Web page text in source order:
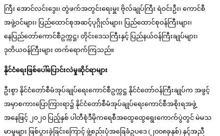
ကြီး အောင်လင်းဒွေး၊ တွဲဖက်အတွင်းရေးမှူး ဗိုလ်ချုပ်ကြီး ရဲဝင်းဦး၊ ကောင်စီ
အဖွဲ့ဝင်များ၊ ပြည်ထောင်စုအဆင့်ပုဂ္ဂိုလ်များ၊ ပြည်ထောင်စုဝန်ကြီးများ၊
နေပြည်တော်ကောင်စီဥက္ကဋ္ဌ၊ တိုင်းဒေသကြီးနှင့် ပြည်နယ်ဝန်ကြီးချုပ်များ၊
ဒုတိယဝန်ကြီးများ တက်ရောက်ကြသည်။
နိုင်ငံရေးဖြစ်ပေါ်ပြောင်းလဲမှုဆိုင်ရာများ
ဦးစွာ နိုင်ငံတော်စီမံအုပ်ချုပ်ရေးကောင်စီဥက္ကဋ္ဌ နိုင်ငံတော်ဝန်ကြီးချုပ်က အဖွင့်
အမှာစကားပြောကြားရာ၌ နိုင်ငံတော်စီမံအုပ်ချုပ်ရေးကောင်စီအစိုးရအဖွဲ့
အနေဖြင့် ၂၀၂၀ ပြည့်နှစ် ပါတီစုံဒီမိုကရေစီအထွေထွေရွေးကောက်ပွဲတွင် မဲမသ
မာမှုများ ဖြစ်ပွားခဲ့ခြင်းကြောင့် ဖွဲ့စည်းပုံအခြေခံဥပဒေ (၂၀၀၈ခုနှစ်) နှင့်အညီ